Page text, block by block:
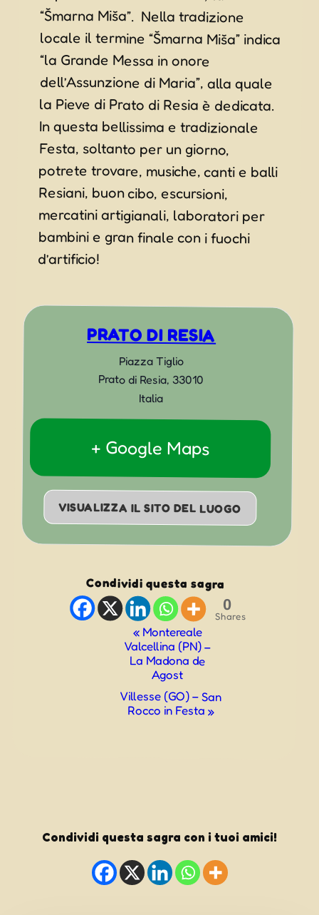
la Pieve di Prato di Resia è dedicata.
In questa bellissima e tradizionale
Festa, soltanto per un giorno,
potrete trovare, musiche, canti e balli
Resiani, buon cibo, escursioni,
mercatini artigianali, laboratori per
bambini e gran finale con i fuochi
d’artificio!
PRATO DI RESIA
Piazza Tiglio
Prato di Resia, 33010
Italia
+ Google Maps
VISUALIZZA IL SITO DEL LUOGO
Condividi questa sagra
0
Shares
«Montereale
Valcellina (PN) –
La Madona de
Agost
Villesse (GO) – San
Rocco in Festa »
Condividi questa sagra con i tuoi amici!